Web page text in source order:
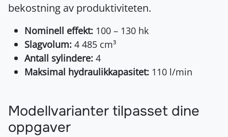
bekostning av produktiviteten.
Nominell effekt: 100 – 130 hk
Slagvolum: 4 485 cm³
Antall sylindere: 4
Maksimal hydraulikkapasitet: 110 l/min
Modellvarianter tilpasset dine
oppgaver